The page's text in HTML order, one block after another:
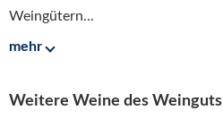
Weingütern...
mehr
Weitere Weine des Weinguts